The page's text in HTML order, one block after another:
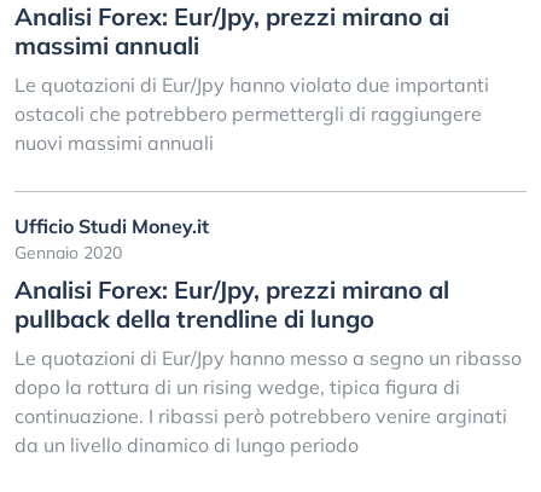
Analisi Forex: Eur/Jpy, prezzi mirano ai
massimi annuali
Le quotazioni di Eur/Jpy hanno violato due importanti
ostacoli che potrebbero permettergli di raggiungere
nuovi massimi annuali
Ufficio Studi Money.it
Gennaio 2020
Analisi Forex: Eur/Jpy, prezzi mirano al
pullback della trendline di lungo
Le quotazioni di Eur/Jpy hanno messo a segno un ribasso
dopo la rottura di un rising wedge, tipica figura di
continuazione. I ribassi però potrebbero venire arginati
da un livello dinamico di lungo periodo